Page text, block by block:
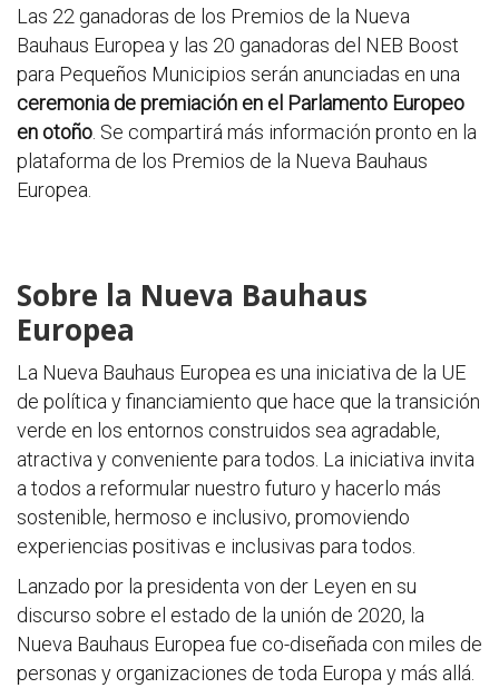
Las 22 ganadoras de los Premios de la Nueva
Bauhaus Europea y las 20 ganadoras del NEB Boost
para Pequeños Municipios serán anunciadas en una
ceremonia de premiación en el Parlamento Europeo
en otoño . Se compartirá más información pronto en la
plataforma de los Premios de la Nueva Bauhaus
Europea.
Sobre la Nueva Bauhaus
Europea
La Nueva Bauhaus Europea es una iniciativa de la UE
de política y financiamiento que hace que la transición
verde en los entornos construidos sea agradable,
atractiva y conveniente para todos. La iniciativa invita
a todos a reformular nuestro futuro y hacerlo más
sostenible, hermoso e inclusivo, promoviendo
experiencias positivas e inclusivas para todos.
Lanzado por la presidenta von der Leyen en su
discurso sobre el estado de la unión de 2020, la
Nueva Bauhaus Europea fue co-diseñada con miles de
personas y organizaciones de toda Europa y más allá.